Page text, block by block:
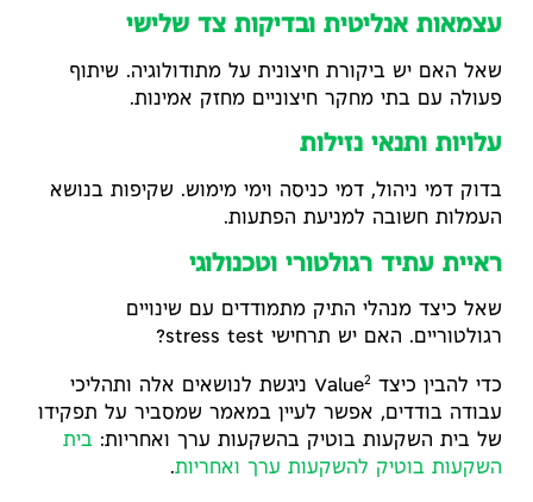
עצמאות אנליטית ובדיקות צד שלישי
שאל האם יש ביקורת חיצונית על מתודולוגיה. שיתוף
פעולה עם בתי מחקר חיצוניים מחזק אמינות.
עלויות ותנאי נזילות
בדוק דמי ניהול, דמי כניסה וימי מימוש. שקיפות בנושא
העמלות חשובה למניעת הפתעות.
ראיית עתיד רגולטורי וטכנולוגי
שאל כיצד מנהלי התיק מתמודדים עם שינויים
רגולטוריים. האם יש תרחישי stress test?
כדי להבין כיצד Value 2
ניגשת לנושאים אלה ותהליכי
עבודה בודדים, אפשר לעיין במאמר שמסביר על תפקידו
של בית השקעות בוטיק בהשקעות ערך ואחריות: בית
השקעות בוטיק להשקעות ערך ואחריות.